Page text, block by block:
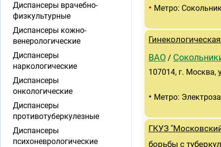
• Метро:
ВАО /
107014, г. Москва,
• Метро:
ГКУЗ
борьбы с
Диспансеры врачебно-
физкультурные
Диспансеры кожно-
венерологические
Диспансеры
наркологические
Диспансеры
онкологические
Диспансеры
противотуберкулезные
Диспансеры
психоневрологические